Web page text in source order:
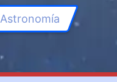
Astronomía